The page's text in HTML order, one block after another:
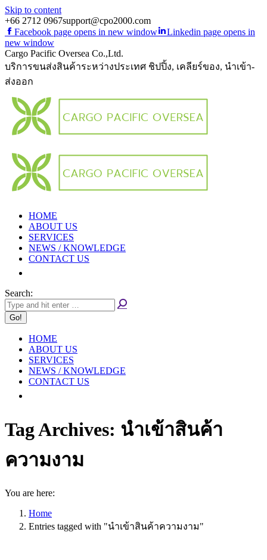
Skip to content
+66 2712 0967support@cpo2000.com
Facebook page opens in new window
Linkedin page opens in
new window
Cargo Pacific Oversea Co.,Ltd.
บริการขนส่งสินค้าระหว่างประเทศ ชิปปิ้ง, เคลียร์ของ, นำเข้า-
ส่งออก
HOME
ABOUT US
SERVICES
NEWS / KNOWLEDGE
CONTACT US
Search:
HOME
ABOUT US
SERVICES
NEWS / KNOWLEDGE
CONTACT US
Tag Archives: นำเข้าสินค้า
ความงาม
You are here:
Home
Entries tagged with "นำเข้าสินค้าความงาม"